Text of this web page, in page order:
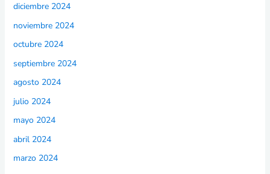
diciembre 2024
noviembre 2024
octubre 2024
septiembre 2024
agosto 2024
julio 2024
mayo 2024
abril 2024
marzo 2024